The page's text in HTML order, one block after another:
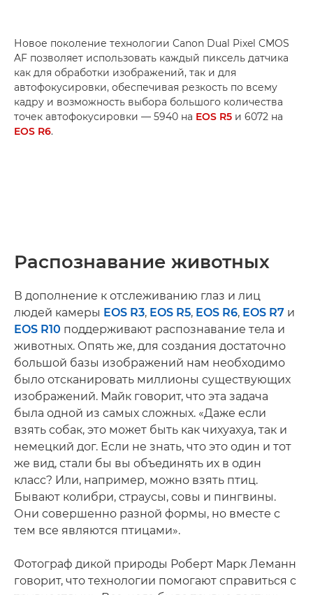
Новое поколение технологии Canon Dual Pixel CMOS
AF позволяет использовать каждый пиксель датчика
как для обработки изображений, так и для
автофокусировки, обеспечивая резкость по всему
кадру и возможность выбора большого количества
точек автофокусировки — 5940 на EOS R5 и 6072 на
EOS R6.
Распознавание животных
В дополнение к отслеживанию глаз и лиц
людей камеры EOS R3, EOS R5, EOS R6, EOS R7 и
EOS R10 поддерживают распознавание тела и
животных. Опять же, для создания достаточно
большой базы изображений нам необходимо
было отсканировать миллионы существующих
изображений. Майк говорит, что эта задача
была одной из самых сложных. «Даже если
взять собак, это может быть как чихуахуа, так и
немецкий дог. Если не знать, что это один и тот
же вид, стали бы вы объединять их в один
класс? Или, например, можно взять птиц.
Бывают колибри, страусы, совы и пингвины.
Они совершенно разной формы, но вместе с
тем все являются птицами».
Фотограф дикой природы Роберт Марк Леманн
говорит, что технологии помогают справиться с